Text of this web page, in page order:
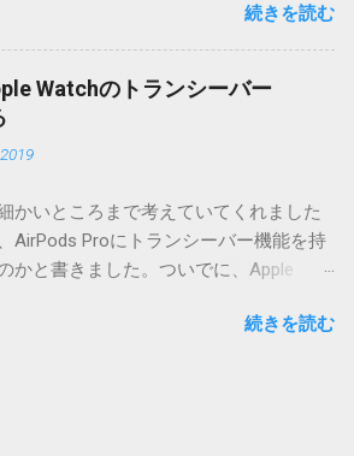
ください。MacOS XでZIP圧縮している
イル情報が含まれてしまうようで
の差分ファイルはこちら 。ZIP圧縮して
まのバージョン番号と同じバージョン
していく必要があります。0.5.0以降
向けに、バージョンアップポイントを
目的となっています。 まずはどんなふ
、設置方法は後述します。 使い方 メー
（投稿者）を、2行目にカテゴリを、
して扱われますので、必要に応じて指
としてはいまだにiOSのままとか、そん
じゃないでしょうね。 それは混乱のも
ップデートのセキュリティコンテンツ
ては、以下のWebサイトをご覧くださ
部分。 セキュリティコンテンツ…？ こ
によってはここで悩んだ結果、アップ
をしない人も出てきそうですよ。アッ
トに限らず、分からないけどやってみ
と思います。経験上の感覚ですけれ
続きを読む
Watchのトランシーバー
かいところまで考えていてくれました
AirPods Proにトランシーバー機能を持
かと書きました。ついでに、Apple
から使えないじゃん云々を書いたので
アプリを起動すると、AirPodsはトラ
続きを読む